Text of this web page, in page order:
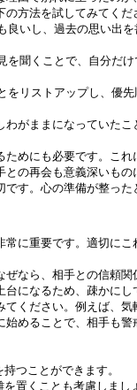
方法を試してみてくだ
いし、過去の思い出
聞くことで、自分だ
リストアップし、優
がままになっていた
めにも必要です。こ
の再会も意義深いもの
す。心の準備が整っ
に重要です。適切に
なら、相手との信頼
になるため、疎かにし
ください。例えば、
めることで、相手も警
つことができます。
置くことも考慮しまし